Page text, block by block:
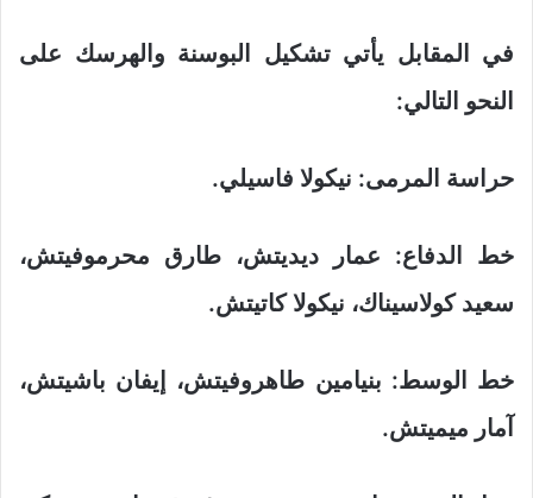
في المقابل يأتي تشكيل البوسنة والهرسك على
النحو التالي:
حراسة المرمى: نيكولا فاسيلي.
خط الدفاع: عمار ديديتش، طارق محرموفيتش،
سعيد كولاسيناك، نيكولا كاتيتش.
خط الوسط: بنيامين طاهروفيتش، إيفان باشيتش،
آمار ميميتش.